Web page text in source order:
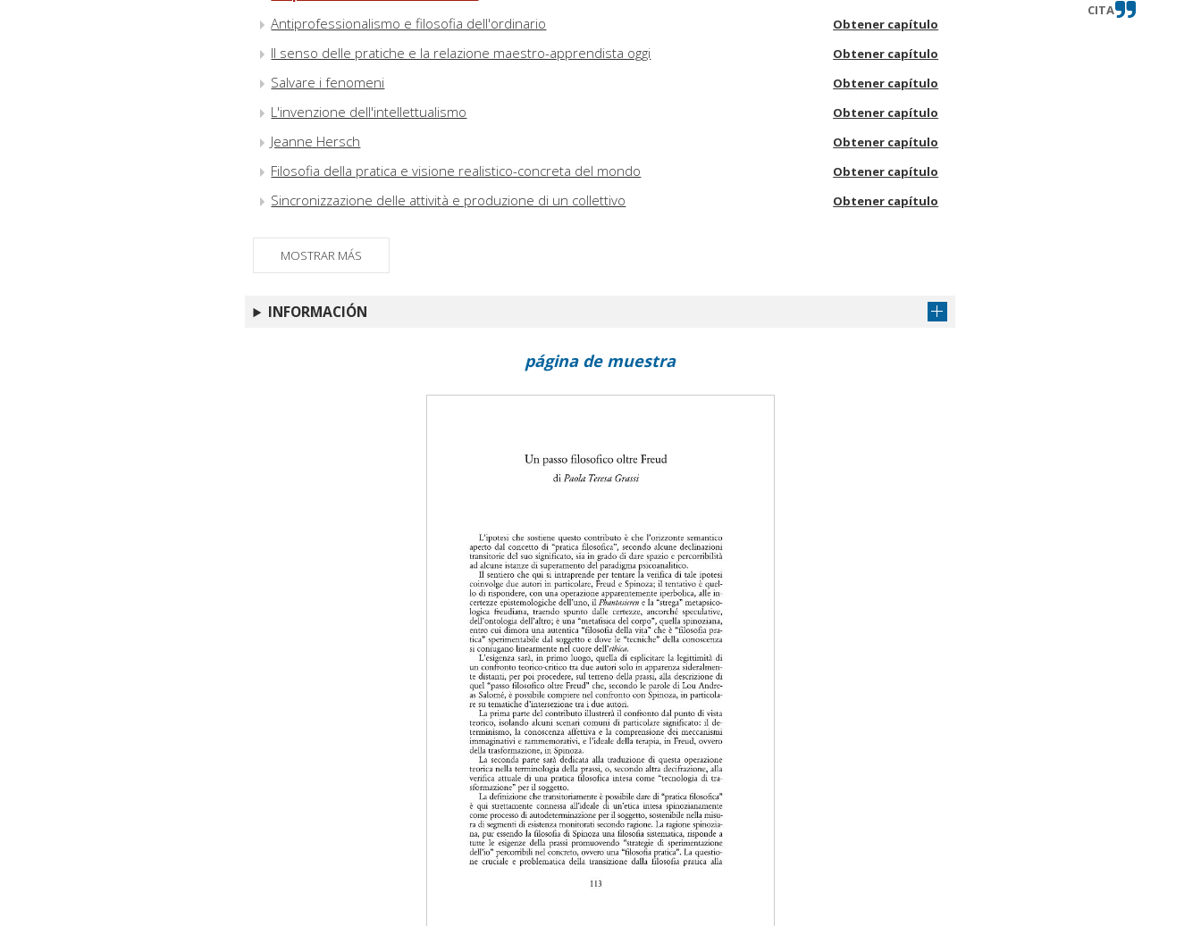
Antiprofessionalismo e filosofia dell'ordinario
Obtener capítulo
Il senso delle pratiche e la relazione maestro-apprendista oggi Obtener capítulo
Salvare i fenomeni Obtener capítulo
L'invenzione dell'intellettualismo Obtener capítulo
Jeanne Hersch Obtener capítulo
Filosofia della pratica e visione realistico-concreta del mondo Obtener capítulo
Sincronizzazione delle attività e produzione di un collettivo Obtener capítulo
MOSTRAR MÁS
INFORMACIÓN
CITA
página de muestra